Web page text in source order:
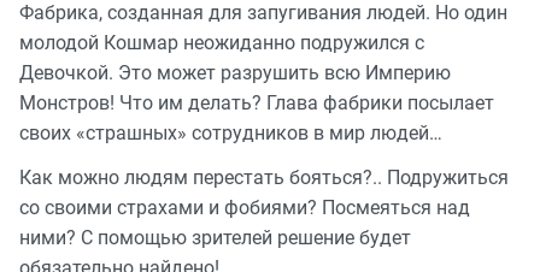
Фабрика, созданная для запугивания людей. Но один
молодой Кошмар неожиданно подружился с
Девочкой. Это может разрушить всю Империю
Монстров! Что им делать? Глава фабрики посылает
своих «страшных» сотрудников в мир людей…
Как можно людям перестать бояться?.. Подружиться
со своими страхами и фобиями? Посмеяться над
ними? С помощью зрителей решение будет